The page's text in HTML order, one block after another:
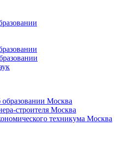
Москва
строителя Москва
техникума Москва